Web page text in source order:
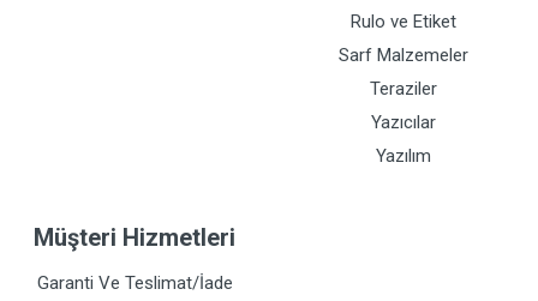
Rulo ve Etiket
Sarf Malzemeler
Teraziler
Yazıcılar
Yazılım
Müşteri Hizmetleri
Garanti Ve Teslimat/İade